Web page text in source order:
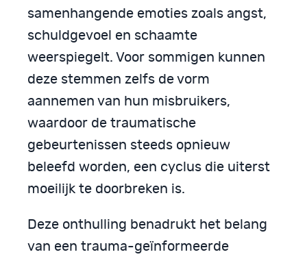
samenhangende emoties zoals angst,
schuldgevoel en schaamte
weerspiegelt. Voor sommigen kunnen
deze stemmen zelfs de vorm
aannemen van hun misbruikers,
waardoor de traumatische
gebeurtenissen steeds opnieuw
beleefd worden, een cyclus die uiterst
moeilijk te doorbreken is.
Deze onthulling benadrukt het belang
van een trauma-geïnformeerde